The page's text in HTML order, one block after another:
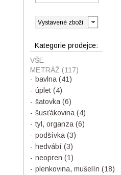
Kategorie prodejce:
VŠE
METRÁŽ (117)
bavlna (41)
úplet (4)
šatovka (6)
šusťákovina (4)
tyl, organza (6)
podšívka (3)
hedvábí (3)
neopren (1)
plenkovina, mušelín (18)